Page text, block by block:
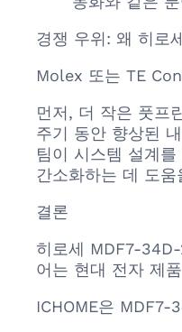
경쟁 우위: 왜 히로
Molex 또는 TE
먼저, 더 작은 풋프
주기 동안 향상된
팀이 시스템 설계
간소화하는 데 도움
결론
히로세 MDF7-
어는 현대 전자 제
ICHOME은 MDF7-